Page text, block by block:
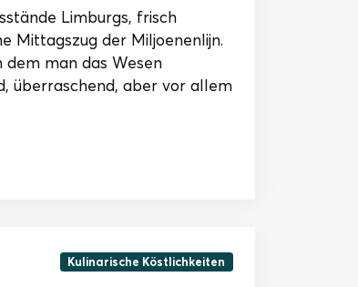
Limburgs, frisch
Mittagszug der Miljoenenlijn.
dem man das Wesen
überraschend, aber vor allem
Kulinarische Köstlichkeiten